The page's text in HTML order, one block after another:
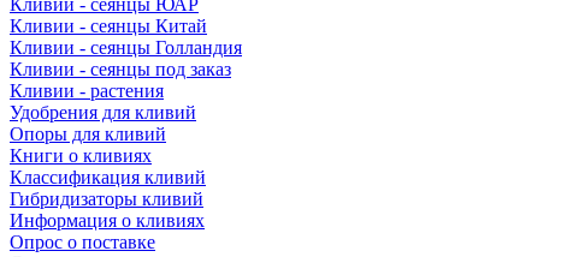
Кливии - сеянцы ЮАР
Кливии - сеянцы Китай
Кливии - сеянцы Голландия
Кливии - сеянцы под заказ
Кливии - растения
Удобрения для кливий
Опоры для кливий
Книги о кливиях
Классификация кливий
Гибридизаторы кливий
Информация о кливиях
Опрос о поставке